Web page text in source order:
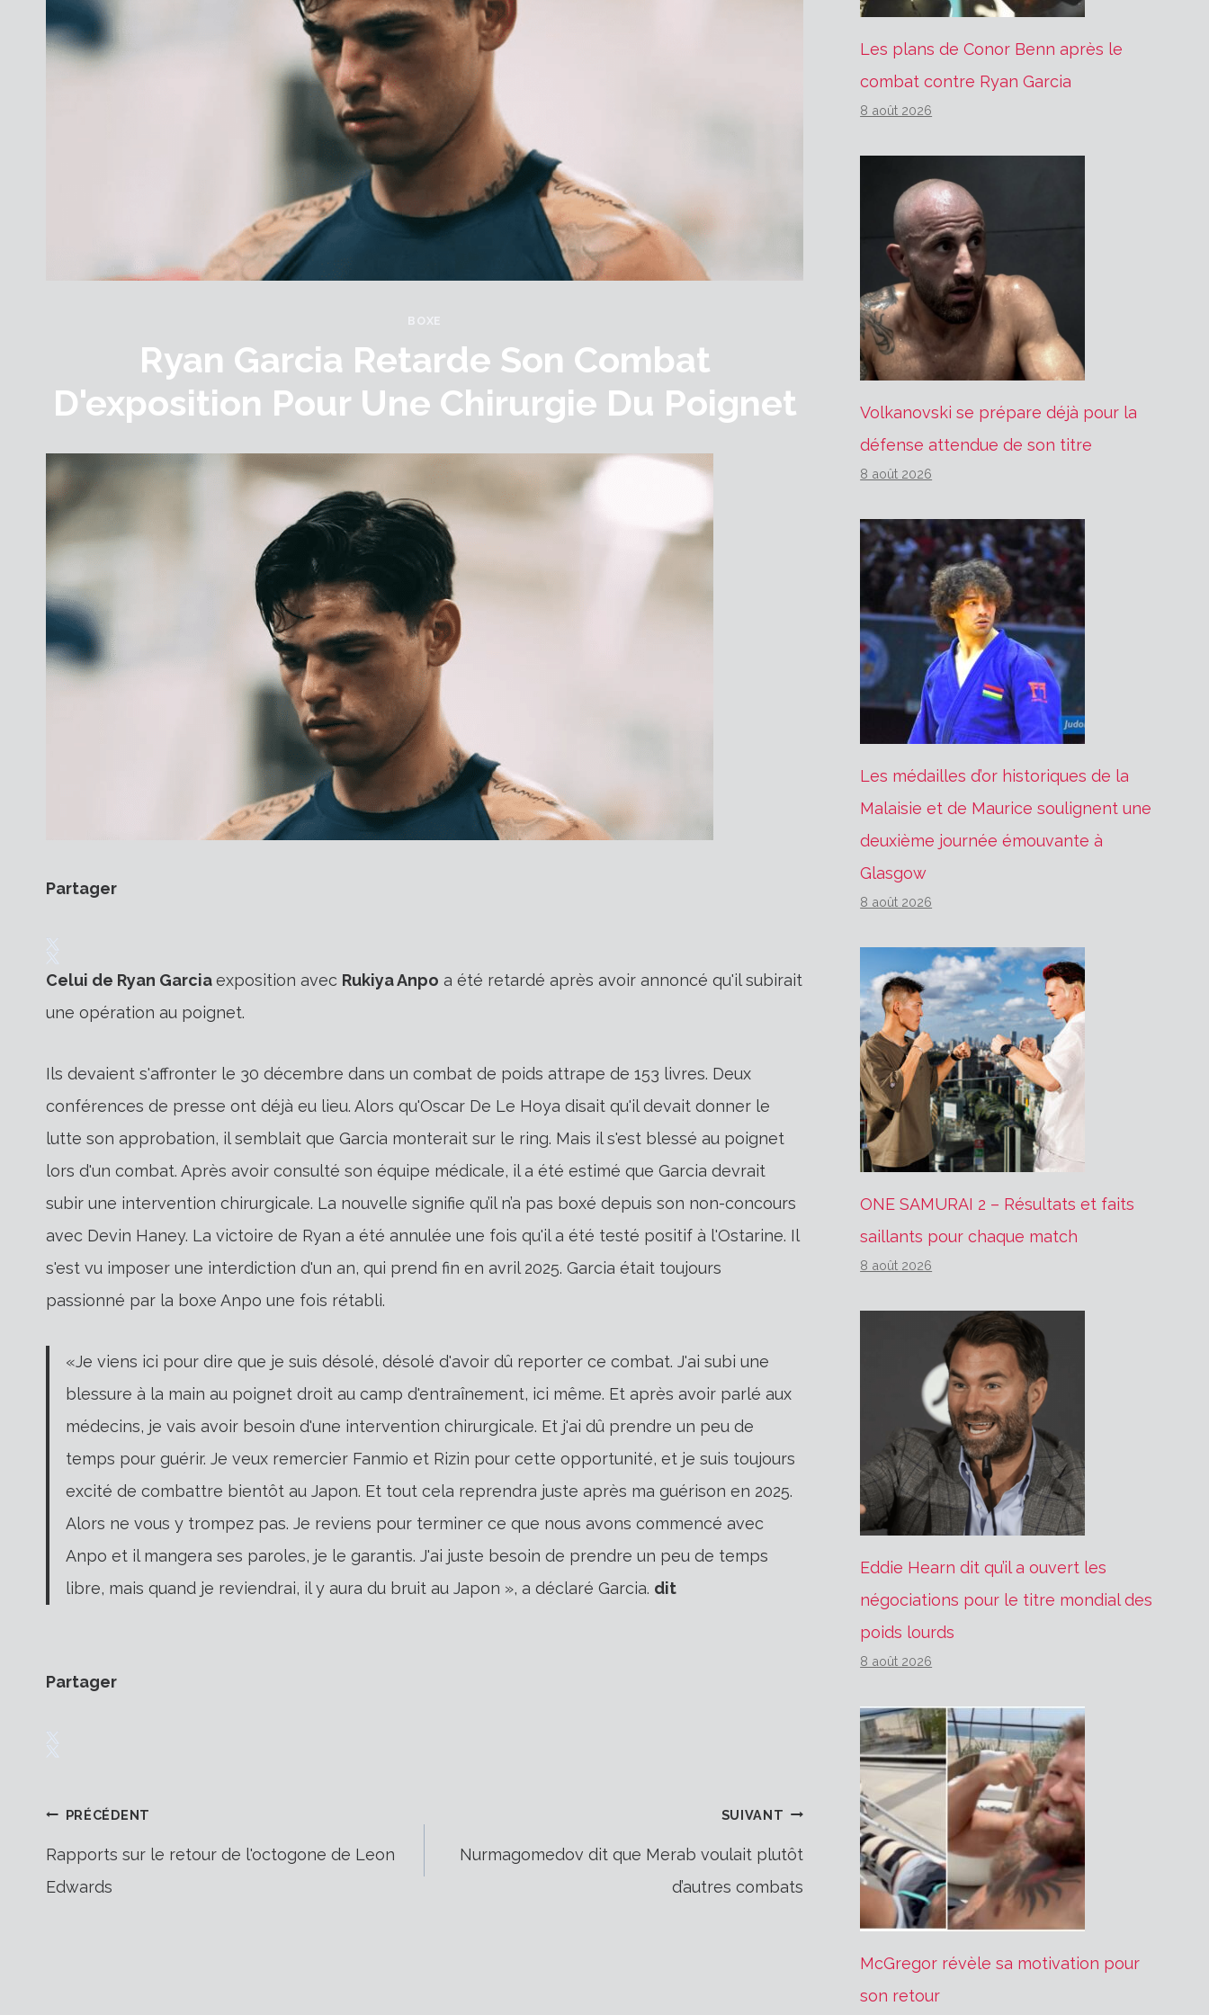
BOXE
Ryan Garcia Retarde Son Combat
D'exposition Pour Une Chirurgie Du Poignet
Partager
Celui de Ryan Garciaexposition avec Rukiya Anpo a été retardé après avoir annoncé qu'il subirait
une opération au poignet.
Ils devaient s'affronter le 30 décembre dans un combat de poids attrape de 153 livres. Deux
conférences de presse ont déjà eu lieu. Alors qu'Oscar De Le Hoya disait qu'il devait donner le
lutte son approbation, il semblait que Garcia monterait sur le ring. Mais il s'est blessé au poignet
lors d'un combat. Après avoir consulté son équipe médicale, il a été estimé que Garcia devrait
subir une intervention chirurgicale. La nouvelle signifie qu’il n’a pas boxé depuis son non-concours
avec Devin Haney. La victoire de Ryan a été annulée une fois qu'il a été testé positif à l'Ostarine. Il
s'est vu imposer une interdiction d'un an, qui prend fin en avril 2025. Garcia était toujours
passionné par la boxe Anpo une fois rétabli.
«Je viens ici pour dire que je suis désolé, désolé d'avoir dû reporter ce combat. J'ai subi une
blessure à la main au poignet droit au camp d'entraînement, ici même. Et après avoir parlé aux
médecins, je vais avoir besoin d'une intervention chirurgicale. Et j'ai dû prendre un peu de
temps pour guérir. Je veux remercier Fanmio et Rizin pour cette opportunité, et je suis toujours
excité de combattre bientôt au Japon. Et tout cela reprendra juste après ma guérison en 2025.
Alors ne vous y trompez pas. Je reviens pour terminer ce que nous avons commencé avec
Anpo et il mangera ses paroles, je le garantis. J'ai juste besoin de prendre un peu de temps
libre, mais quand je reviendrai, il y aura du bruit au Japon », a déclaré Garcia. dit
Partager
Navigation
PRÉCÉDENT
Rapports sur le retour de l'octogone de Leon
Edwards
SUIVANT
Nurmagomedov dit que Merab voulait plutôt
d’autres combats
Les plans de Conor Benn après le
combat contre Ryan Garcia
8 août 2026
Volkanovski se prépare déjà pour la
défense attendue de son titre
8 août 2026
Les médailles d’or historiques de la
Malaisie et de Maurice soulignent une
deuxième journée émouvante à
Glasgow
8 août 2026
ONE SAMURAI 2 – Résultats et faits
saillants pour chaque match
8 août 2026
Eddie Hearn dit qu’il a ouvert les
négociations pour le titre mondial des
poids lourds
8 août 2026
McGregor révèle sa motivation pour
son retour